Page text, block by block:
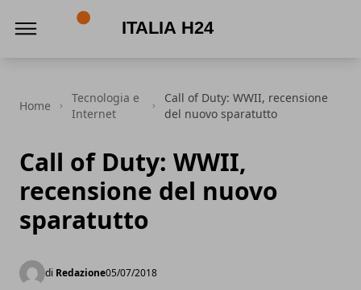
Home
Tecnologia e
Internet
Call of Duty: WWII, recensione
del nuovo sparatutto
Call of Duty: WWII,
recensione del nuovo
sparatutto
di Redazione05/07/2018